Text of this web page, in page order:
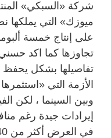
شركة «السبكي»
ميوزك» التي
على إنتاج خمسة
تجاوزها كما اكد
تفاصيلها بشكل
الأزمة التي
وبين السينما ، لكن
إيرادات جيدة رغم
في العرض أكثر من 40 أسبوعاً».